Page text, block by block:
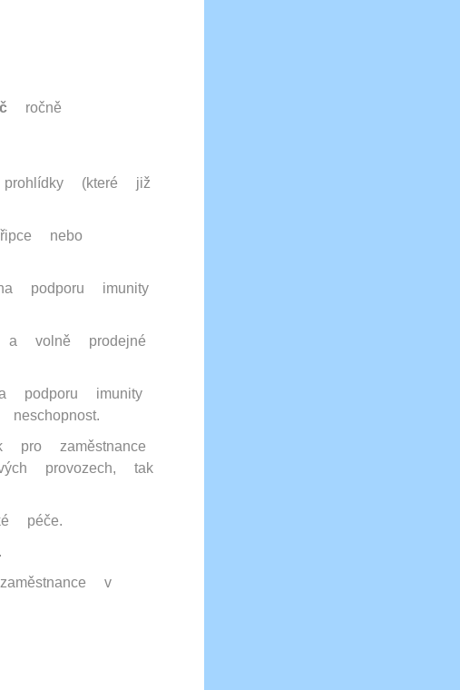
ročně
prohlídky (které již
nebo
podporu imunity
volně prodejné
podporu imunity
zaměstnance
provozech, tak
péče.
v